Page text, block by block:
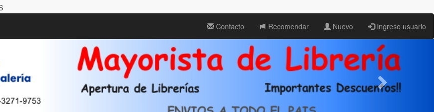
Contacto Recomendar Nuevo Ingreso usuario